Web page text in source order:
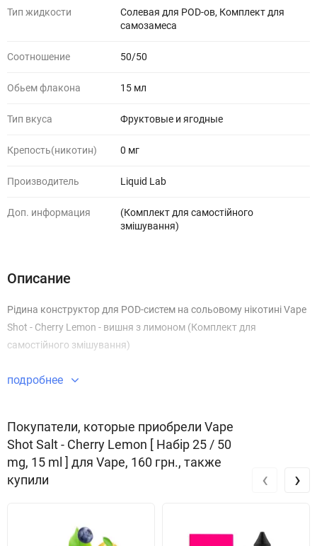
Тип жидкости
Солевая для POD-ов, Комплект для
самозамеса
Соотношение 50/50
Обьем флакона 15 мл
Тип вкуса Фруктовые и ягодные
Крепость(никотин) 0 мг
Производитель Liquid Lab
Доп. информация
(Комплект для самостійного
змішування)
Описание
Рідина конструктор для POD-систем на сольовому нікотині Vape
Shot - Cherry Lemon - вишня з лимоном (Комплект для
самостійного змішування)
подробнее
Покупатели, которые приобрели Vape
Shot Salt - Cherry Lemon [ Набір 25 / 50
mg, 15 ml ] для Vape, 160 грн., также
купили
‹ ›